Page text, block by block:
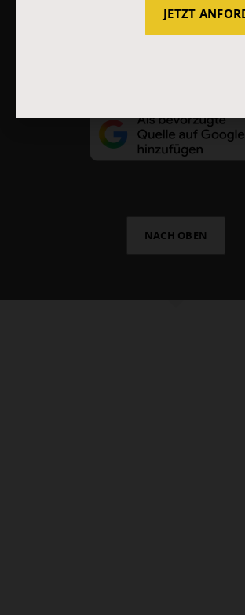
Vertrag widerrufen Abo
NACH OBEN
JETZT